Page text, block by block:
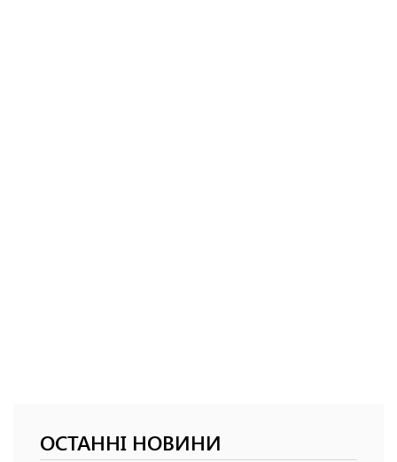
ОСТАННІ НОВИНИ